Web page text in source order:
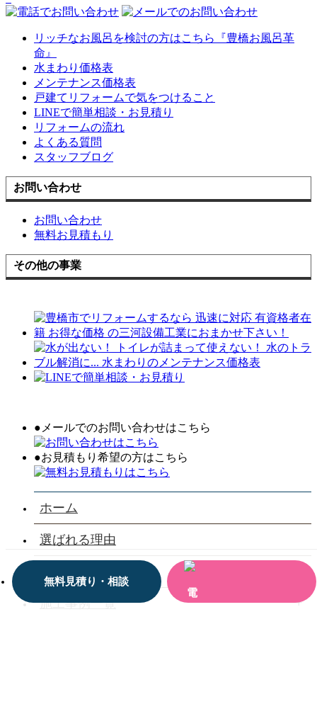
無料見積り・相談
リッチなお風呂を検討の方はこちら『豊橋お風呂革
命』
水まわり価格表
メンテナンス価格表
戸建てリフォームで気をつけること
LINEで簡単相談・お見積り
リフォームの流れ
よくある質問
スタッフブログ
お問い合わせ
お問い合わせ
無料お見積もり
その他の事業
●メールでのお問い合わせはこちら
●お見積もり希望の方はこちら
ホーム
選ばれる理由
施工事例一覧